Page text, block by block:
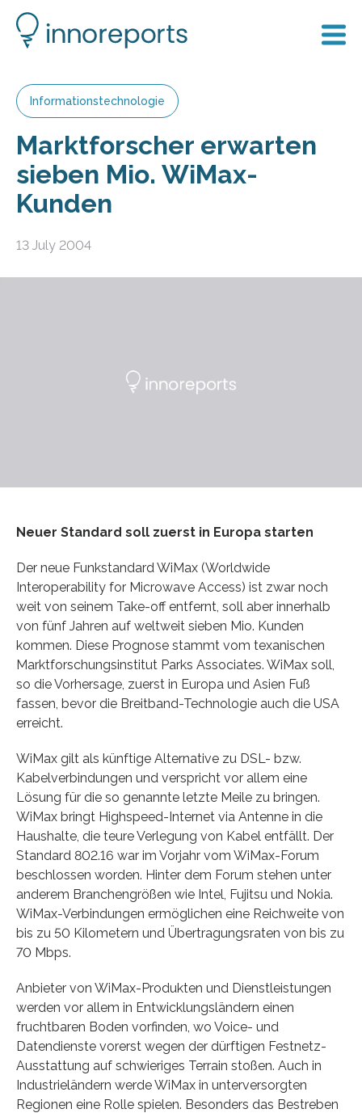
Informationstechnologie
Marktforscher erwarten
sieben Mio. WiMax-
Kunden
13 July 2004
Neuer Standard soll zuerst in Europa starten
Der neue Funkstandard WiMax (Worldwide
Interoperability for Microwave Access) ist zwar noch
weit von seinem Take-off entfernt, soll aber innerhalb
von fünf Jahren auf weltweit sieben Mio. Kunden
kommen. Diese Prognose stammt vom texanischen
Marktforschungsinstitut Parks Associates. WiMax soll,
so die Vorhersage, zuerst in Europa und Asien Fuß
fassen, bevor die Breitband-Technologie auch die USA
erreicht.
WiMax gilt als künftige Alternative zu DSL- bzw.
Kabelverbindungen und verspricht vor allem eine
Lösung für die so genannte letzte Meile zu bringen.
WiMax bringt Highspeed-Internet via Antenne in die
Haushalte, die teure Verlegung von Kabel entfällt. Der
Standard 802.16 war im Vorjahr vom WiMax-Forum
beschlossen worden. Hinter dem Forum stehen unter
anderem Branchengrößen wie Intel, Fujitsu und Nokia.
WiMax-Verbindungen ermöglichen eine Reichweite von
bis zu 50 Kilometern und Übertragungsraten von bis zu
70 Mbps.
Anbieter von WiMax-Produkten und Dienstleistungen
werden vor allem in Entwicklungsländern einen
fruchtbaren Boden vorfinden, wo Voice- und
Datendienste vorerst wegen der dürftigen Festnetz-
Ausstattung auf schwieriges Terrain stoßen. Auch in
Industrieländern werde WiMax in unterversorgten
Regionen eine Rolle spielen. Besonders das Bestreben